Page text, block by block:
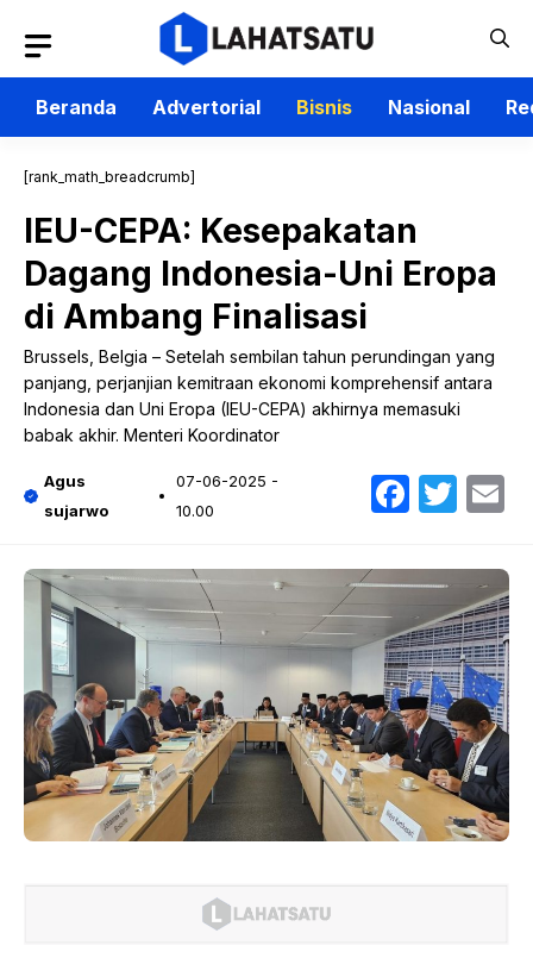
isi
Beranda
Advertorial Bisnis Nasional
[rank_math_breadcrumb]
IEU-CEPA: Kesepakatan
Dagang Indonesia-Uni Eropa
di Ambang Finalisasi
Brussels, Belgia – Setelah sembilan tahun perundingan yang
panjang, perjanjian kemitraan ekonomi komprehensif antara
Indonesia dan Uni Eropa (IEU-CEPA) akhirnya memasuki
babak akhir. Menteri Koordinator
Agus
sujarwo
07-06-2025 -
10.00